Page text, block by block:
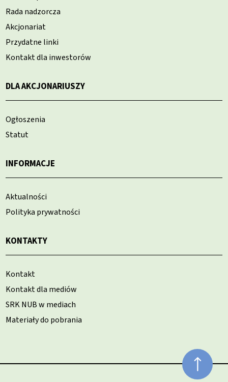
Rada nadzorcza
Akcjonariat
Przydatne linki
Kontakt dla inwestorów
DLA AKCJONARIUSZY
Ogłoszenia
Statut
INFORMACJE
Aktualności
Polityka prywatności
KONTAKTY
Kontakt
Kontakt dla mediów
SRK NUB w mediach
Materiały do pobrania